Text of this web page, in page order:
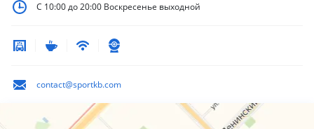
С 10:00 до 20:00 Воскресенье выходной
contact@sportkb.com